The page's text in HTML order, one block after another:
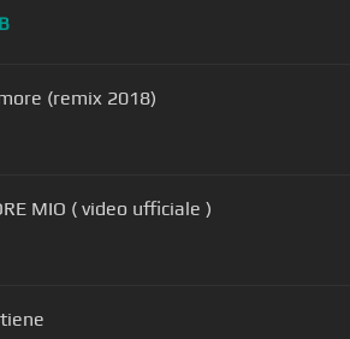
B
(remix 2018)
MIO ( video ufficiale )